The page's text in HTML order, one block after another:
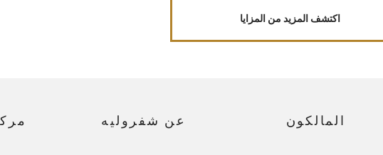
اكتشف المزيد من المزايا